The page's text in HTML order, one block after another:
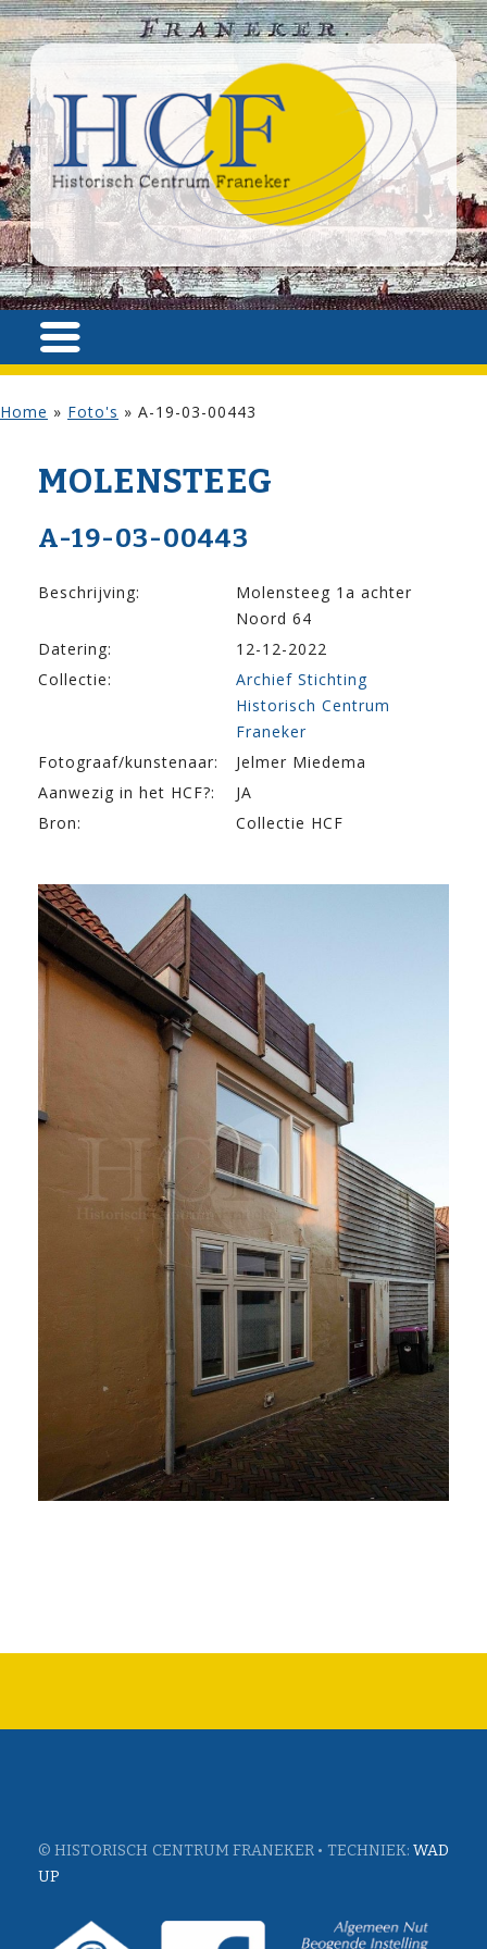
Home » Foto's » A-19-03-00443
MOLENSTEEG
A-19-03-00443
Beschrijving:
Molensteeg 1a achter
Noord 64
Datering:
12-12-2022
Collectie:
Archief Stichting
Historisch Centrum
Franeker
Fotograaf/kunstenaar:
Jelmer Miedema
Aanwezig in het HCF?:
JA
Bron:
Collectie HCF
© HISTORISCH CENTRUM FRANEKER • TECHNIEK: WAD
UP